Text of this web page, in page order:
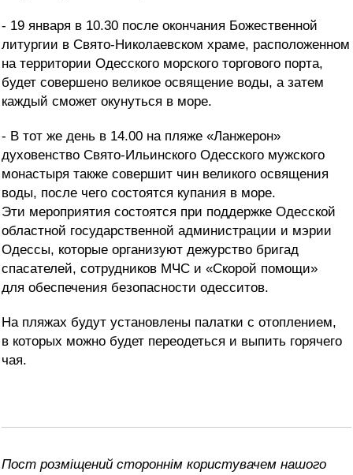
- 19 января в 10.30 после окончания Божественной
литургии в Свято-Николаевском храме, расположенном
на территории Одесского морского торгового порта,
будет совершено великое освящение воды, а затем
каждый сможет окунуться в море.
- В тот же день в 14.00 на пляже «Ланжерон»
духовенство Свято-Ильинского Одесского мужского
монастыря также совершит чин великого освящения
воды, после чего состоятся купания в море.
Эти мероприятия состоятся при поддержке Одесской
областной государственной администрации и мэрии
Одессы, которые организуют дежурство бригад
спасателей, сотрудников МЧС и «Скорой помощи»
для обеспечения безопасности одесситов.
На пляжах будут установлены палатки с отоплением,
в которых можно будет переодеться и выпить горячего
чая.
Пост розміщений стороннім користувачем нашого